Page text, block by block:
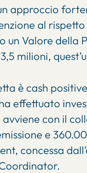
approccio
al
un Valore
milioni,
è cash
effettuato
avviene con il
e
concessa